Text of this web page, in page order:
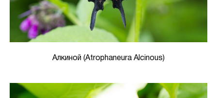
Алкиной (Atrophaneura Alcinous)